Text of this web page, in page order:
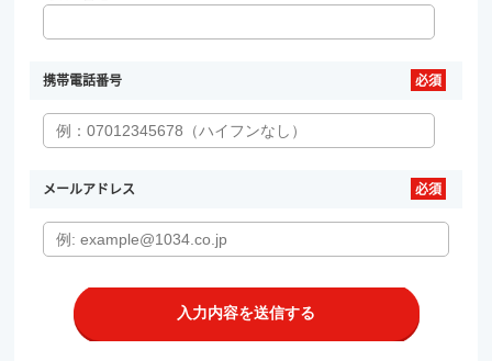
携帯電話番号
メールアドレス